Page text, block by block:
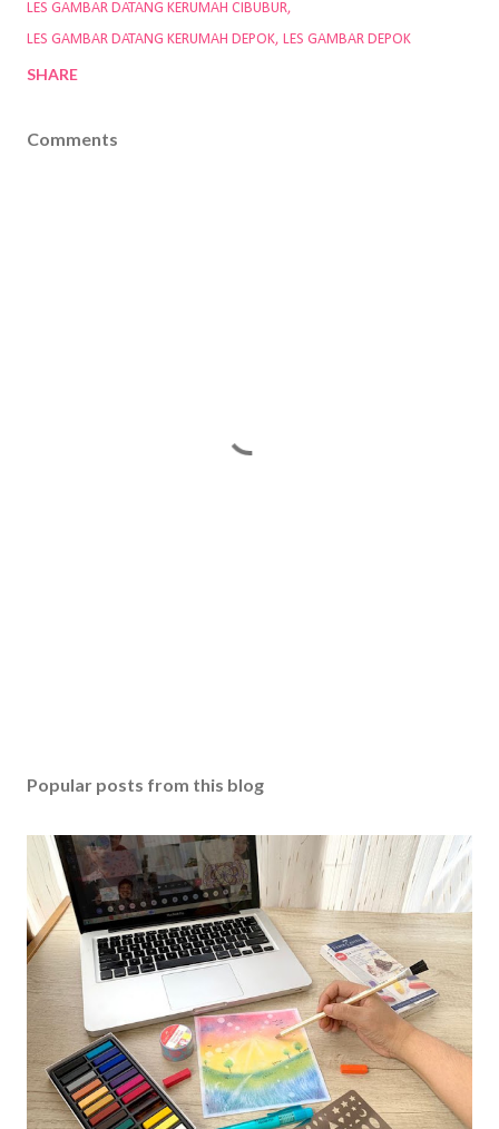
LES GAMBAR DATANG KERUMAH CIBUBUR
LES GAMBAR DATANG KERUMAH DEPOK LES GAMBAR DEPOK
SHARE
Comments
Popular posts from this blog